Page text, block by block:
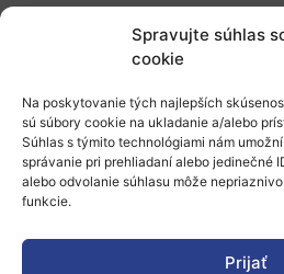
Spravujte súhlas
cookie
Na poskytovanie tých najlepších
sú súbory cookie na ukladanie a/alebo
Súhlas s týmito technológiami nám
správanie pri prehliadaní alebo jedinečné
alebo odvolanie súhlasu môže
funkcie.
Prijať
Workshop sa bude konať od
Bruseli. Registrovať sa môžete
na adrese:
Viac informácií nájdete v
programe.
Pridať do Google Kalendára